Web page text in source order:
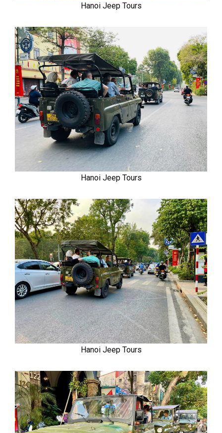
Hanoi Jeep Tours
Hanoi Jeep Tours
Hanoi Jeep Tours